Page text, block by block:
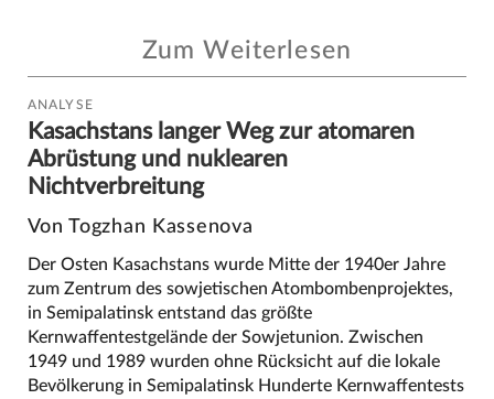
Zum Weiterlesen
ANALYSE
Kasachstans langer Weg zur atomaren
Abrüstung und nuklearen
Nichtverbreitung
Von Togzhan Kassenova
Der Osten Kasachstans wurde Mitte der 1940er Jahre
zum Zentrum des sowjetischen Atombombenprojektes,
in Semipalatinsk entstand das größte
Kernwaffentestgelände der Sowjetunion. Zwischen
1949 und 1989 wurden ohne Rücksicht auf die lokale
Bevölkerung in Semipalatinsk Hunderte Kernwaffentests